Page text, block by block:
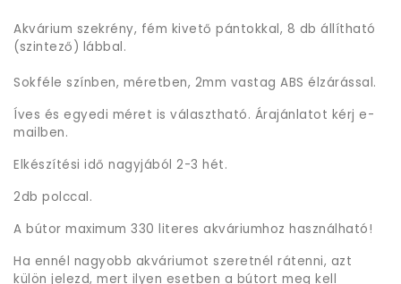
Akvárium szekrény, fém kivető pántokkal, 8 db állítható
(szintező) lábbal.
Sokféle színben, méretben, 2mm vastag ABS élzárással.
Íves és egyedi méret is választható. Árajánlatot kérj e-
mailben.
Elkészítési idő nagyjából 2-3 hét.
2db polccal.
A bútor maximum 330 literes akváriumhoz használható!
Ha ennél nagyobb akváriumot szeretnél rátenni, azt
külön jelezd, mert ilyen esetben a bútort meg kell